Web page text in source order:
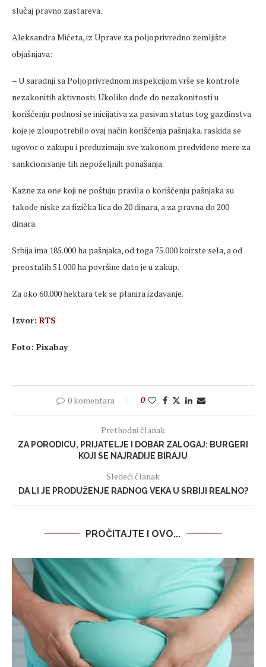
slučaj pravno zastareva.
Aleksandra Mičeta, iz Uprave za poljoprivredno zemljište
objašnjava:
– U saradnji sa Poljoprivrednom inspekcijom vrše se kontrole
nezakonitih aktivnosti. Ukoliko dođe do nezakonitosti u
korišćenju podnosi se inicijativa za pasivan status tog gazdinstva
koje je zloupotrebilo ovaj način korišćenja pašnjaka. raskida se
ugovor o zakupu i preduzimaju sve zakonom predviđene mere za
sankcionisanje tih nepoželjnih ponašanja.
Kazne za one koji ne poštuju pravila o korišćenju pašnjaka su
takođe niske za fizička lica do 20 dinara, a za pravna do 200
dinara.
Srbija ima 185.000 ha pašnjaka, od toga 75.000 koirste sela, a od
preostalih 51.000 ha površine dato je u zakup.
Za oko 60.000 hektara tek se planira izdavanje.
Izvor: RTS
Foto: Pixabay
0 komentara 0
Prethodni članak
ZA PORODICU, PRIJATELJE I DOBAR ZALOGAJ: BURGERI
KOJI SE NAJRADIJE BIRAJU
Sledeći članak
DA LI JE PRODUŽENJE RADNOG VEKA U SRBIJI REALNO?
PROČITAJTE I OVO...